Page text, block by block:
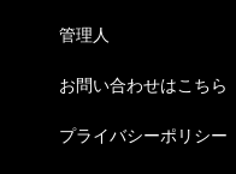
管理人
お問い合わせはこちら
プライバシーポリシー